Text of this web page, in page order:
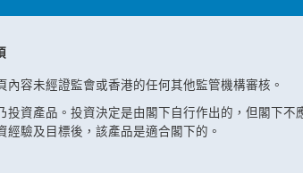
內容未經證監會或香港的任何其他監管機構審核。
投資產品。投資決定是由閣下自行作出的，但閣下
經驗及目標後，該產品是適合閣下的。